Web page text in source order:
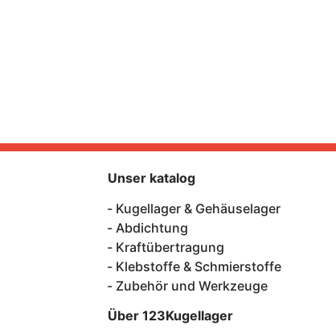
Unser katalog
Kugellager & Gehäuselager
Abdichtung
Kraftübertragung
Klebstoffe & Schmierstoffe
Zubehör und Werkzeuge
Über 123Kugellager